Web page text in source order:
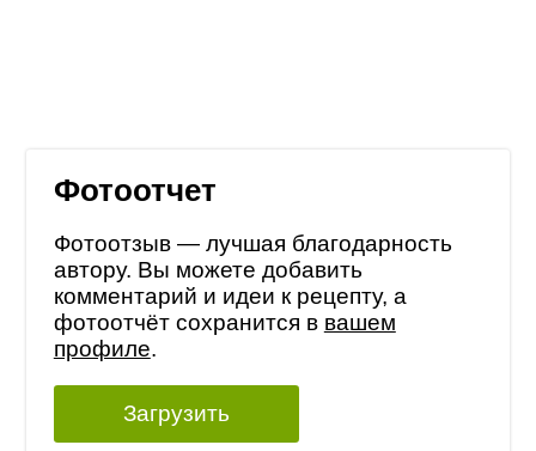
Фотоотчет
Фотоотзыв — лучшая благодарность
автору. Вы можете добавить
комментарий и идеи к рецепту, а
фотоотчёт сохранится в вашем
профиле.
Загрузить